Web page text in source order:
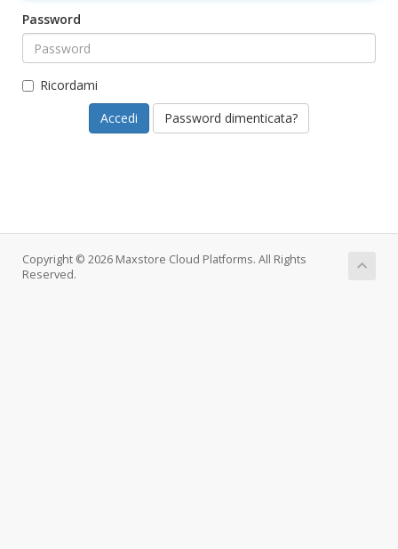
Password
Ricordami
Password dimenticata?
Copyright © 2026 Maxstore Cloud Platforms. All Rights
Reserved.